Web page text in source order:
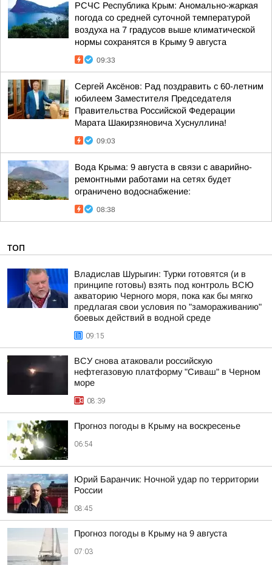
РСЧС Республика Крым: Аномально-жаркая
погода со средней суточной температурой
воздуха на 7 градусов выше климатической
нормы сохранятся в Крыму 9 августа
09:33
Сергей Аксёнов: Рад поздравить с 60-летним
юбилеем Заместителя Председателя
Правительства Российской Федерации
Марата Шакирзяновича Хуснуллина!
09:03
Вода Крыма: 9 августа в связи с аварийно-
ремонтными работами на сетях будет
ограничено водоснабжение:
08:38
ТОП
Владислав Шурыгин: Турки готовятся (и в
принципе готовы) взять под контроль ВСЮ
акваторию Черного моря, пока как бы мягко
предлагая свои условия по "замораживанию"
боевых действий в водной среде
09:15
ВСУ снова атаковали российскую
нефтегазовую платформу "Сиваш" в Черном
море
08:39
Прогноз погоды в Крыму на воскресенье
06:54
Юрий Баранчик: Ночной удар по территории
России
08:45
Прогноз погоды в Крыму на 9 августа
07:03